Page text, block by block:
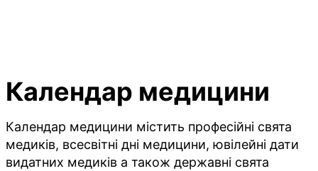
Календар медицини
Календар медицини містить професійні свята
медиків, всесвітні дні медицини, ювілейні дати
видатних медиків а також державні свята